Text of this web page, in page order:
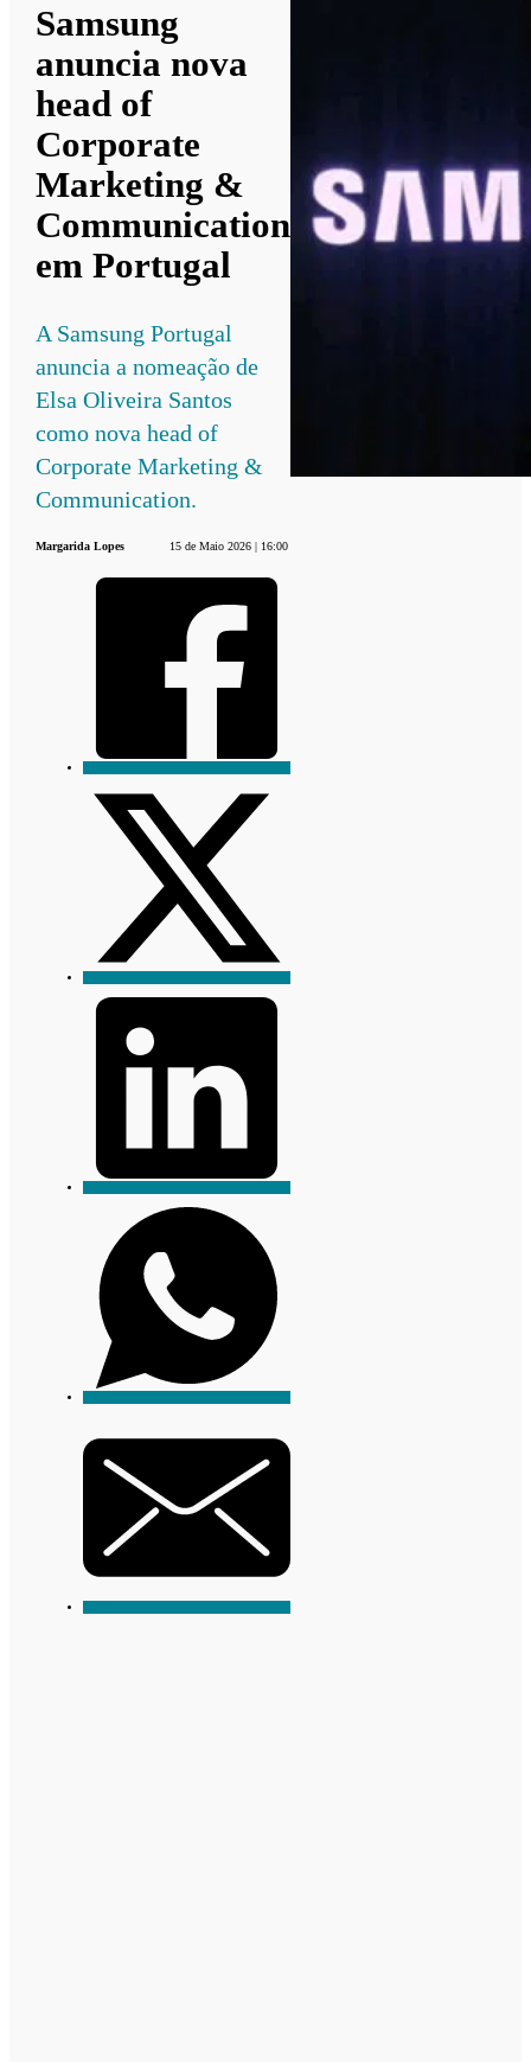
Samsung
anuncia nova
head of
Corporate
Marketing &
Communication
em Portugal
A Samsung Portugal
anuncia a nomeação de
Elsa Oliveira Santos
como nova head of
Corporate Marketing &
Communication.
Margarida Lopes 15 de Maio 2026 | 16:00